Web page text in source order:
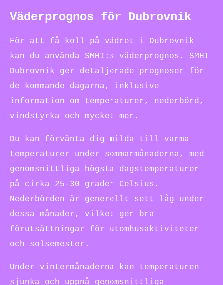
Väderprognos för Dubrovnik
För att få koll på vädret i Dubrovnik
kan du använda SMHI:s väderprognos. SMHI
Dubrovnik ger detaljerade prognoser för
de kommande dagarna, inklusive
information om temperaturer, nederbörd,
vindstyrka och mycket mer.
Du kan förvänta dig milda till varma
temperaturer under sommarmånaderna, med
genomsnittliga högsta dagstemperaturer
på cirka 25-30 grader Celsius.
Nederbörden är generellt sett låg under
dessa månader, vilket ger bra
förutsättningar för utomhusaktiviteter
och solsemester.
Under vintermånaderna kan temperaturen
sjunka och uppnå genomsnittliga